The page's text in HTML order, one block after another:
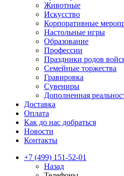
Животные
Искусство
Корпоративные
Настольные игры
Образование
Профессии
Праздники родов
Семейные торжества
Гравировка
Сувениры
Дополненная
Доставка
Оплата
Как до нас добраться
Новости
Контакты
+7 (499) 151-52-01
Назад